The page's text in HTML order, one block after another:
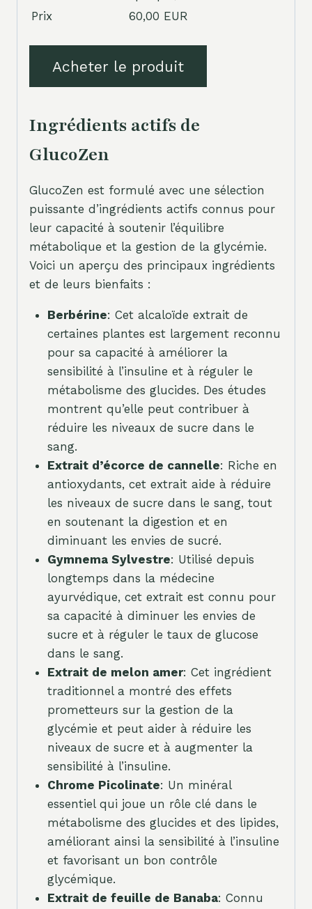
Prix
60,00 EUR
Acheter le produit
Ingrédients actifs de
GlucoZen
GlucoZen est formulé avec une sélection
puissante d’ingrédients actifs connus pour
leur capacité à soutenir l’équilibre
métabolique et la gestion de la glycémie.
Voici un aperçu des principaux ingrédients
et de leurs bienfaits :
Berbérine: Cet alcaloïde extrait de
certaines plantes est largement reconnu
pour sa capacité à améliorer la
sensibilité à l’insuline et à réguler le
métabolisme des glucides. Des études
montrent qu’elle peut contribuer à
réduire les niveaux de sucre dans le
sang.
Extrait d’écorce de cannelle: Riche en
antioxydants, cet extrait aide à réduire
les niveaux de sucre dans le sang, tout
en soutenant la digestion et en
diminuant les envies de sucré.
Gymnema Sylvestre: Utilisé depuis
longtemps dans la médecine
ayurvédique, cet extrait est connu pour
sa capacité à diminuer les envies de
sucre et à réguler le taux de glucose
dans le sang.
Extrait de melon amer: Cet ingrédient
traditionnel a montré des effets
prometteurs sur la gestion de la
glycémie et peut aider à réduire les
niveaux de sucre et à augmenter la
sensibilité à l’insuline.
Chrome Picolinate: Un minéral
essentiel qui joue un rôle clé dans le
métabolisme des glucides et des lipides,
améliorant ainsi la sensibilité à l’insuline
et favorisant un bon contrôle
glycémique.
Extrait de feuille de Banaba: Connu